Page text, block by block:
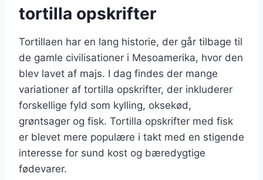
tortilla opskrifter
Tortillaen har en lang historie, der går tilbage til
de gamle civilisationer i Mesoamerika, hvor den
blev lavet af majs. I dag findes der mange
variationer af tortilla opskrifter, der inkluderer
forskellige fyld som kylling, oksekød,
grøntsager og fisk. Tortilla opskrifter med fisk
er blevet mere populære i takt med en stigende
interesse for sund kost og bæredygtige
fødevarer.